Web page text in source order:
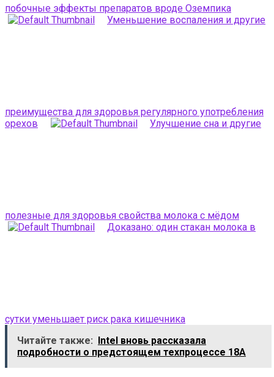
побочные эффекты препаратов вроде Оземпика
Уменьшение воспаления и другие
преимущества для здоровья регулярного употребления
орехов
Улучшение сна и другие
полезные для здоровья свойства молока с мёдом
Доказано: один стакан молока в
сутки уменьшает риск рака кишечника
Читайте также:
Intel вновь рассказала
подробности о предстоящем техпроцессе 18А